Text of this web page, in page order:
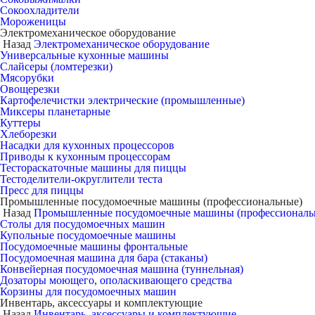
Сокоохладители
Мороженицы
Электромеханическое оборудование
Назад Электромеханическое оборудование
Универсальные кухонные машины
Слайсеры (ломтерезки)
Мясорубки
Овощерезки
Картофелечистки электрические (промышленные)
Миксеры планетарные
Куттеры
Хлеборезки
Насадки для кухонных процессоров
Приводы к кухонным процессорам
Тестораскаточные машины для пиццы
Тестоделители-округлители теста
Пресс для пиццы
Промышленные посудомоечные машины (профессиональные)
Назад Промышленные посудомоечные машины
Столы для посудомоечных машин
Купольные посудомоечные машины
Посудомоечные машины фронтальные
Посудомоечная машина для бара (стаканы)
Конвейерная посудомоечная машина (туннельная)
Дозаторы моющего, ополаскивающего средства
Корзины для посудомоечных машин
Инвентарь, аксессуары и комплектующие